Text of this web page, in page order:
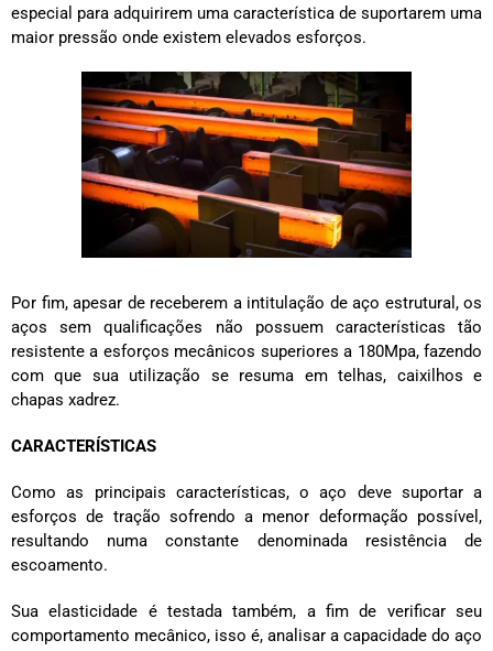
especial para adquirirem uma característica de suportarem uma
maior pressão onde existem elevados esforços.
Por fim, apesar de receberem a intitulação de aço estrutural, os
aços sem qualificações não possuem características tão
resistente a esforços mecânicos superiores a 180Mpa, fazendo
com que sua utilização se resuma em telhas, caixilhos e
chapas xadrez.
CARACTERÍSTICAS
Como as principais características, o aço deve suportar a
esforços de tração sofrendo a menor deformação possível,
resultando numa constante denominada resistência de
escoamento.
Sua elasticidade é testada também, a fim de verificar seu
comportamento mecânico, isso é, analisar a capacidade do aço